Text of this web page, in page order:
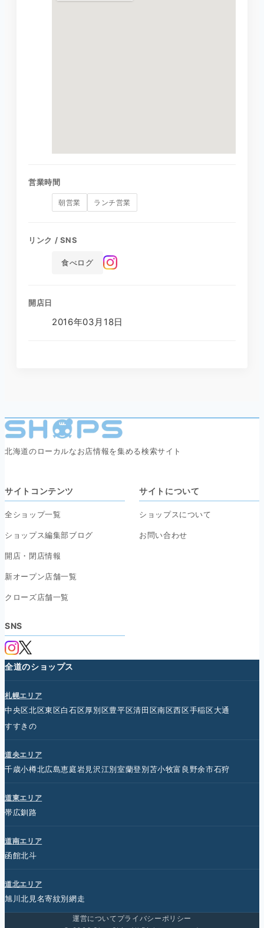
営業時間
朝営業 ランチ営業
リンク / SNS
食べログ
開店日
2016年03月18日
北海道のローカルなお店情報を集める検索サイト
サイトコンテンツ
全ショップ一覧
ショップス編集部ブログ
開店・閉店情報
新オープン店舗一覧
クローズ店舗一覧
サイトについて
ショップスについて
お問い合わせ
SNS
全道のショップス
札幌エリア
中央区北区東区白石区厚別区豊平区清田区南区西区手稲区大通
すすきの
道央エリア
千歳小樽北広島恵庭岩見沢江別室蘭登別苫小牧富良野余市石狩
道東エリア
帯広釧路
道南エリア
函館北斗
道北エリア
旭川北見 名寄紋別網走
運営について プライバシーポリシー